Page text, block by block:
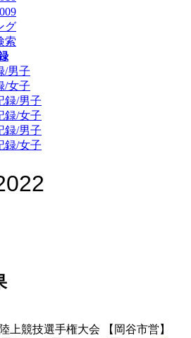
グ
索
/男子
/女子
録/男子
録/女子
録/男子
録/女子
上競技選手権大会 【岡谷市営】